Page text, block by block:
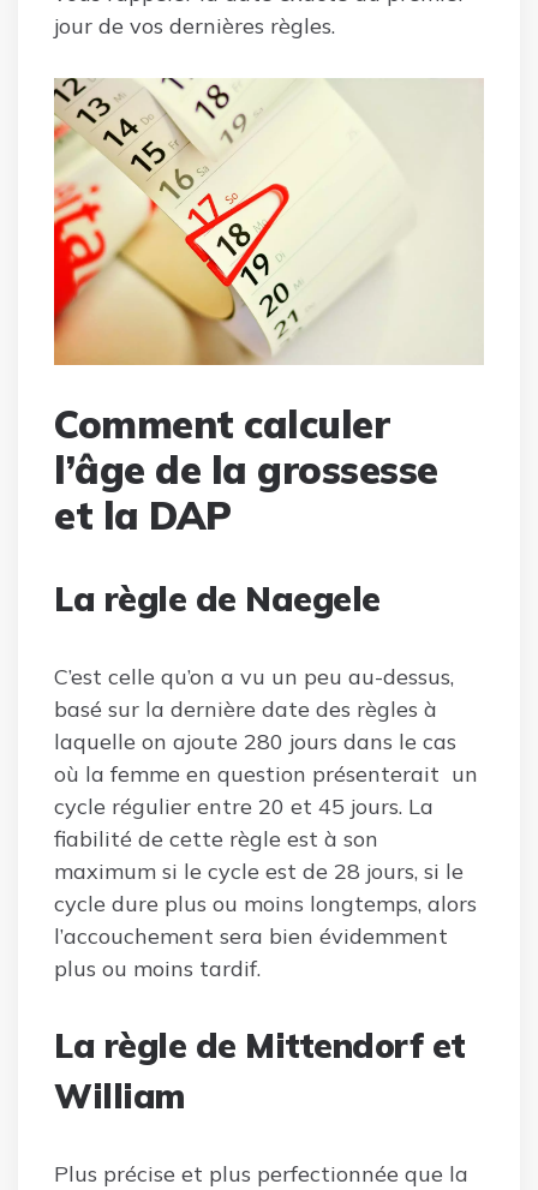
jour de vos dernières règles.
Comment calculer
l’âge de la grossesse
et la DAP
La règle de Naegele
C’est celle qu’on a vu un peu au-dessus,
basé sur la dernière date des règles à
laquelle on ajoute 280 jours dans le cas
où la femme en question présenterait un
cycle régulier entre 20 et 45 jours. La
fiabilité de cette règle est à son
maximum si le cycle est de 28 jours, si le
cycle dure plus ou moins longtemps, alors
l’accouchement sera bien évidemment
plus ou moins tardif.
La règle de Mittendorf et
William
Plus précise et plus perfectionnée que la